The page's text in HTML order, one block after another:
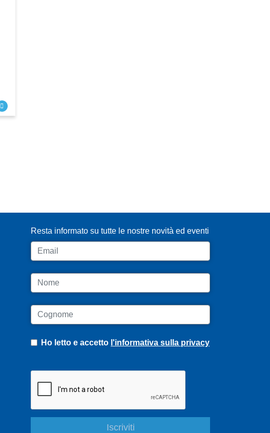
Resta informato su tutte le nostre novità ed eventi
Email
Nome
Cognome
Ho letto e accetto l'informativa sulla privacy